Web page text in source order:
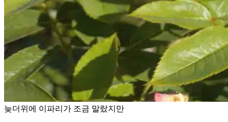
늦더위에 이파리가 조금 말랐지만